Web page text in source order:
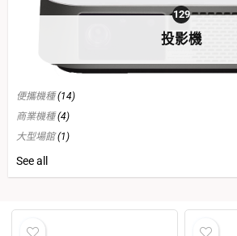
投影機
129
便攜機種(14)
商業機種(4)
大型場館(1)
家庭娛樂
微型機種(6)
See all